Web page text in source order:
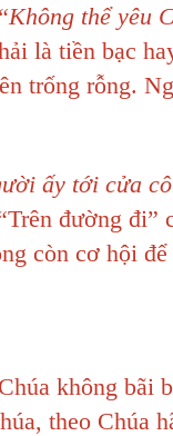
“Không thể yêu
là tiền bạc
trống rỗng.
ấy tới cửa
đường đi”
còn cơ hội
không bãi
theo Chúa